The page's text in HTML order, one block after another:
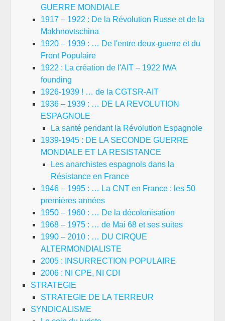
GUERRE MONDIALE
1917 – 1922 : De la Révolution Russe et de la
Makhnovtschina
1920 – 1939 : … De l'entre deux-guerre et du
Front Populaire
1922 : La création de l'AIT – 1922 IWA
founding
1926-1939 ! … de la CGTSR-AIT
1936 – 1939 : … DE LA REVOLUTION
ESPAGNOLE
La santé pendant la Révolution Espagnole
1939-1945 : DE LA SECONDE GUERRE
MONDIALE ET LA RESISTANCE
Les anarchistes espagnols dans la
Résistance en France
1946 – 1995 : … La CNT en France : les 50
premières années
1950 – 1960 : … De la décolonisation
1968 – 1975 : … de Mai 68 et ses suites
1990 – 2010 : … DU CIRQUE
ALTERMONDIALISTE
2005 : INSURRECTION POPULAIRE
2006 : NI CPE, NI CDI
STRATEGIE
STRATEGIE DE LA TERREUR
SYNDICALISME